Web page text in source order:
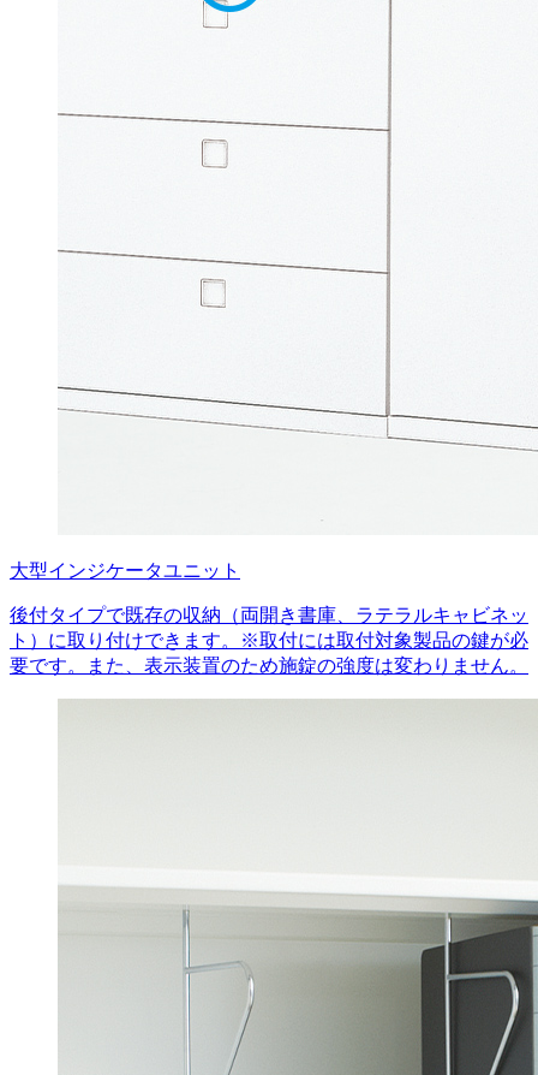
大型インジケータユニット
後付タイプで既存の収納（両開き書庫、ラテラルキャビネッ
ト）に取り付けできます。※取付には取付対象製品の鍵が必
要です。また、表示装置のため施錠の強度は変わりません。